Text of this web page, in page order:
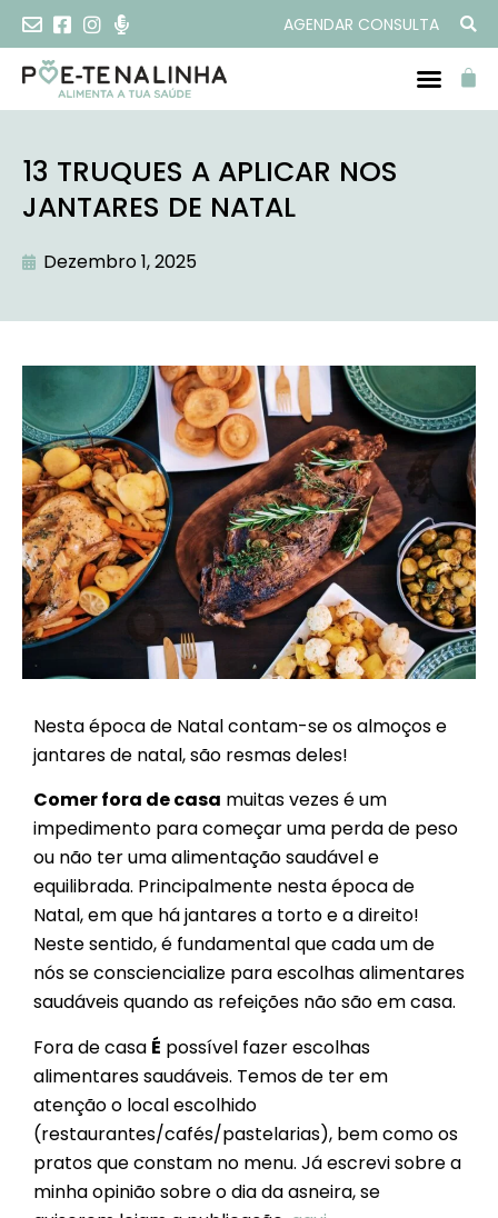
AGENDAR CONSULTA
13 TRUQUES A APLICAR NOS
JANTARES DE NATAL
Dezembro 1, 2025
Nesta época de Natal contam-se os almoços e
jantares de natal, são resmas deles!
Comer fora de casa muitas vezes é um
impedimento para começar uma perda de peso
ou não ter uma alimentação saudável e
equilibrada. Principalmente nesta época de
Natal, em que há jantares a torto e a direito!
Neste sentido, é fundamental que cada um de
nós se consciencialize para escolhas alimentares
saudáveis quando as refeições não são em casa.
Fora de casa É possível fazer escolhas
alimentares saudáveis. Temos de ter em
atenção o local escolhido
(restaurantes/cafés/pastelarias), bem como os
pratos que constam no menu. Já escrevi sobre a
minha opinião sobre o dia da asneira, se